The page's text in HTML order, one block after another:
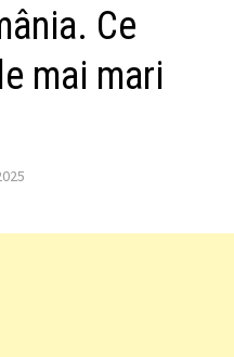
Ce
mai mari